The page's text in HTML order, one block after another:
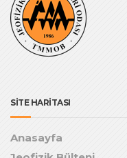
SİTE HARİTASI
Anasayfa